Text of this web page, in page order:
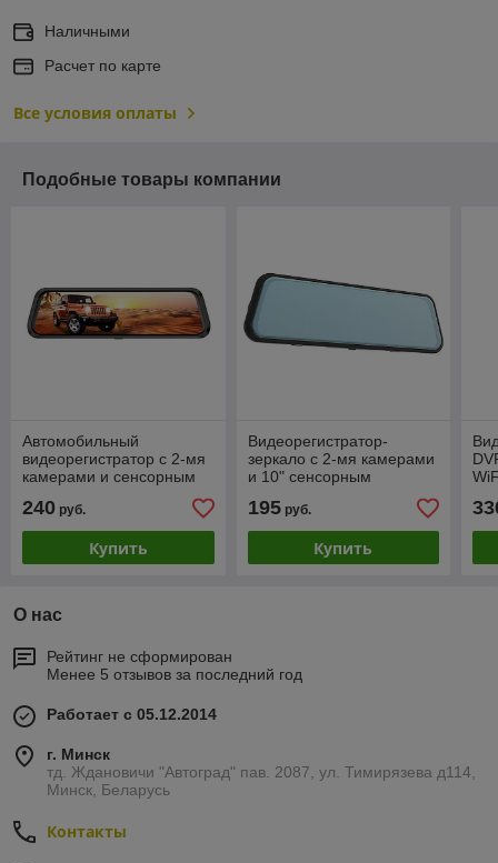
Наличными
Расчет по карте
Все условия оплаты
Подобные товары компании
Автомобильный
видеорегистратор с 2-мя
камерами и сенсорным
240 руб.
Купить
Видеорегистратор-
зеркало с 2-мя камерами
и 10" сенсорным
195руб.
Купить
О нас
Рейтинг не сформирован
Менее 5 отзывов за последний год
Работает с 05.12.2014
г. Минск
тд. Ждановичи "Автоград" пав. 2087, ул. Тимирязева д114,
Минск, Беларусь
Контакты